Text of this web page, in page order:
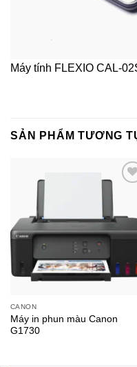
Máy tính FLEXIO CAL-
SẢN PHẨM TƯƠNG
CANON
Máy in phun màu Canon
G1730